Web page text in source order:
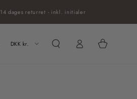
14 dages returret - inkl. initialer
DKK kr.
ind
Kurv